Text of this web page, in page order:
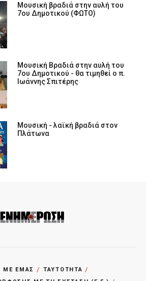
Μουσική βραδιά στην αυλή του
7ου Δημοτικού (ΦΩΤΟ)
Μουσική Βραδιά στην αυλή του
7ου Δημοτικού - θα τιμηθεί ο π.
Ιωάννης Σπιτέρης
Μουσική - λαϊκή βραδιά στον
Πλάτωνα
ΜΕ ΕΜΑΣ
ΤΑΥΤΟΤΗΤΑ